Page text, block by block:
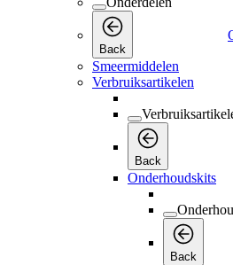
Back
Smeermiddelen
Verbruiksartikelen
Back
Onderhoudskits
Back